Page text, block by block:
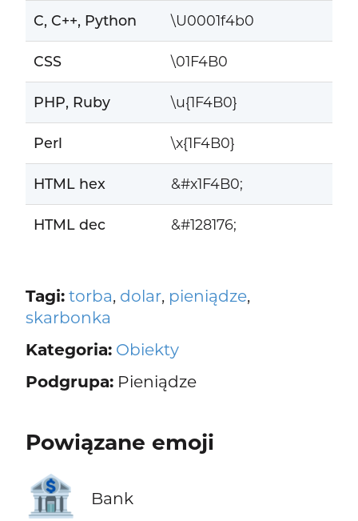
C, C++, Python \U0001f4b0
CSS \01F4B0
PHP, Ruby \u{1F4B0}
Perl \x{1F4B0}
HTML hex &#x1F4B0;
HTML dec &#128176;
Tagi: torba, dolar, pieniądze,
skarbonka
Kategoria: Obiekty
Podgrupa:Pieniądze
Powiązane emoji
🏦 Bank